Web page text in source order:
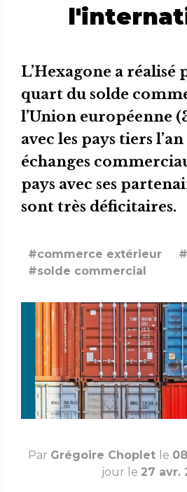
L’Hexagone a réalisé
quart du solde
l’Union européenne
avec les pays tiers
échanges
pays avec ses
sont très déficitaires.
#commerce extérieur
#solde commercial
Par Grégoire Choplet le
jour le 27 avr.